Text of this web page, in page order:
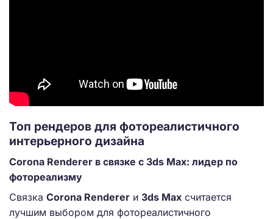
Топ рендеров для фотореалистичного
интерьерного дизайна
Corona Renderer в связке с 3ds Max: лидер по
фотореализму
Связка Corona Renderer и 3ds Max считается
лучшим выбором для фотореалистичного